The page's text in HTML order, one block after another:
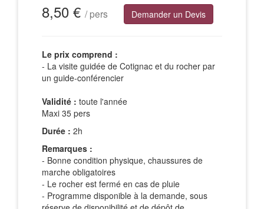
8,50 € / pers Demander un Devis
Le prix comprend :
- La visite guidée de Cotignac et du rocher par
un guide-conférencier
Validité : toute l'année
Maxi 35 pers
Durée : 2h
Remarques :
- Bonne condition physique, chaussures de
marche obligatoires
- Le rocher est fermé en cas de pluie
- Programme disponible à la demande, sous